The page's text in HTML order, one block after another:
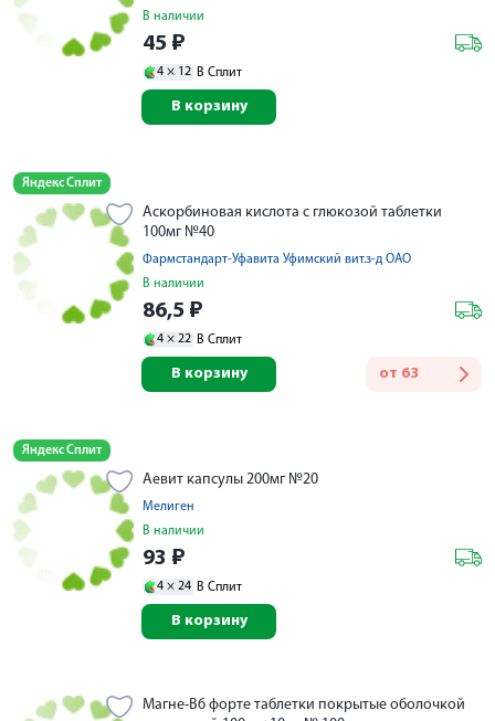
В наличии
45 ₽
4 × 12 В Сплит
В корзину
Яндекс Сплит
Аскорбиновая кислота с глюкозой таблетки
100мг №40
Фармстандарт-Уфавита Уфимский вит.з-д ОАО
В наличии
86,5 ₽
4 × 22 В Сплит
от 63
В корзину
Яндекс Сплит
Аевит капсулы 200мг №20
Мелиген
В наличии
93 ₽
4 × 24 В Сплит
В корзину
Магне-В6 форте таблетки покрытые оболочкой